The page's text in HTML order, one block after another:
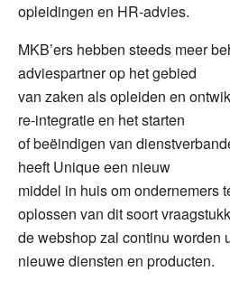
opleidingen en HR-advies.
MKB’ers hebben steeds meer
adviespartner op het gebied
van zaken als opleiden en
re-integratie en het starten
of beëindigen van
heeft Unique een nieuw
middel in huis om ondernemers
oplossen van dit soort
de webshop zal continu worden
nieuwe diensten en producten.